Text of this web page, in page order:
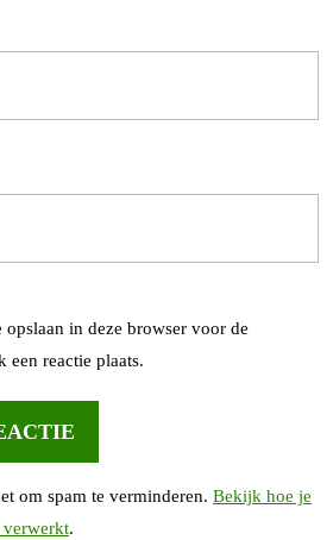
in deze browser voor de
een reactie plaats.
om spam te verminderen. Bekijk hoe je
verwerkt.